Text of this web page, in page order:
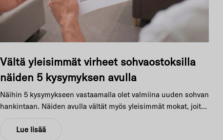
e
e
n
s
i
Vältä yleisimmät virheet sohvaostoksilla
näiden 5 kysymyksen avulla
Näihin 5 kysymykseen vastaamalla olet valmiina uuden sohvan
hankintaan. Näiden avulla vältät myös yleisimmät mokat, joita
Lue lisää